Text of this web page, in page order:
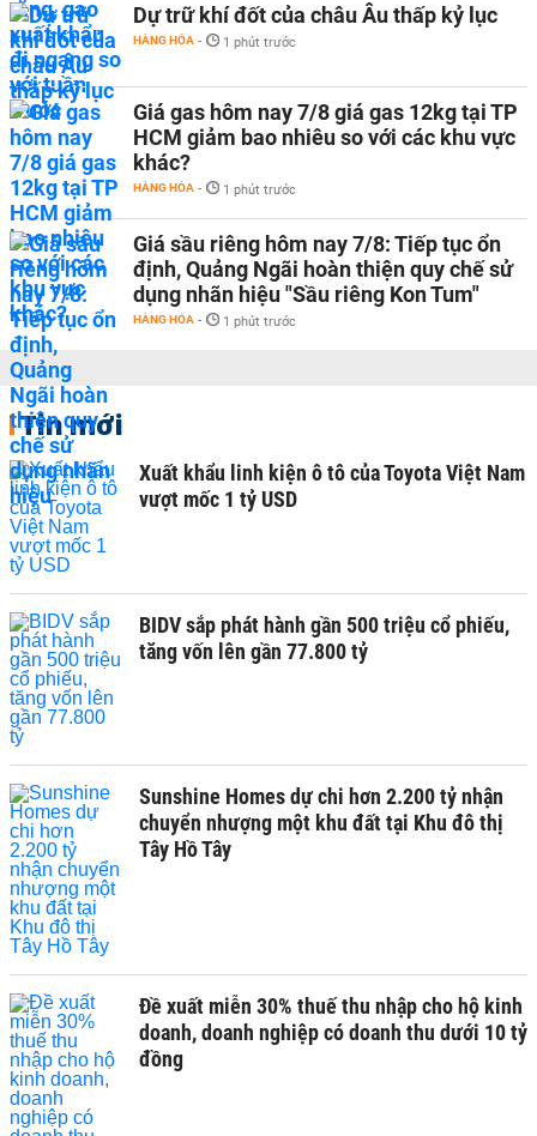
Dự trữ khí đốt của châu Âu thấp kỷ lục
HÀNG HÓA - 1 phút trước
Giá gas hôm nay 7/8 giá gas 12kg tại TP
HCM giảm bao nhiêu so với các khu vực
khác?
HÀNG HÓA - 1 phút trước
Giá sầu riêng hôm nay 7/8: Tiếp tục ổn
định, Quảng Ngãi hoàn thiện quy chế sử
dụng nhãn hiệu "Sầu riêng Kon Tum"
HÀNG HÓA - 1 phút trước
Tin mới
Xuất khẩu linh kiện ô tô của Toyota Việt Nam
vượt mốc 1 tỷ USD
BIDV sắp phát hành gần 500 triệu cổ phiếu,
tăng vốn lên gần 77.800 tỷ
Sunshine Homes dự chi hơn 2.200 tỷ nhận
chuyển nhượng một khu đất tại Khu đô thị
Tây Hồ Tây
Đề xuất miễn 30% thuế thu nhập cho hộ kinh
doanh, doanh nghiệp có doanh thu dưới 10 tỷ
đồng